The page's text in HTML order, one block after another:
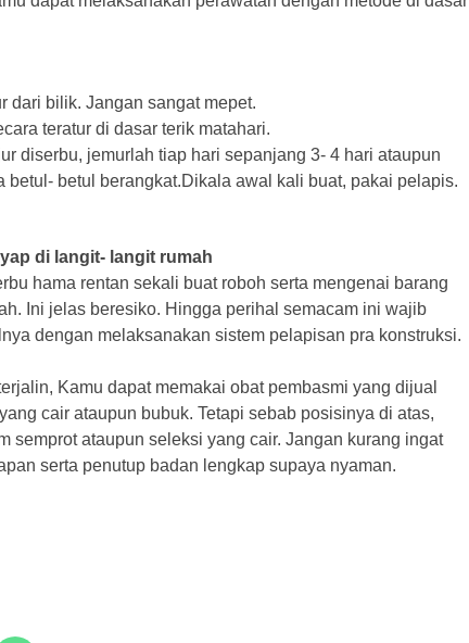
dari bilik. Jangan sangat mepet.
teratur di dasar terik matahari.
diserbu, jemurlah tiap hari sepanjang 3- 4 hari ataupun
betul- betul berangkat.Dikala awal kali buat, pakai pelapis.
di langit- langit rumah
hama rentan sekali buat roboh serta mengenai barang
Ini jelas beresiko. Hingga perihal semacam ini wajib
dengan melaksanakan sistem pelapisan pra konstruksi.
Kamu dapat memakai obat pembasmi yang dijual
cair ataupun bubuk. Tetapi sebab posisinya di atas,
semprot ataupun seleksi yang cair. Jangan kurang ingat
serta penutup badan lengkap supaya nyaman.